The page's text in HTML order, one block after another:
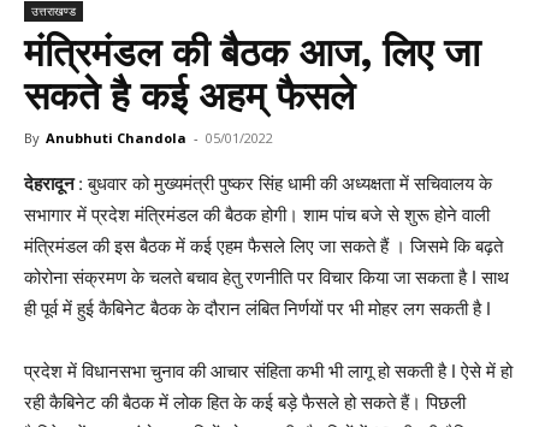
उत्तराखण्ड
मंत्रिमंडल की बैठक आज, लिए जा
सकते है कई अहम् फैसले
By Anubhuti Chandola - 05/01/2022
देहरादून: बुधवार को मुख्यमंत्री पुष्कर सिंह धामी की अध्यक्षता में सचिवालय के
सभागार में प्रदेश मंत्रिमंडल की बैठक होगी। शाम पांच बजे से शुरू होने वाली
मंत्रिमंडल की इस बैठक में कई एहम फैसले लिए जा सकते हैं । जिसमे कि बढ़ते
कोरोना संक्रमण के चलते बचाव हेतु रणनीति पर विचार किया जा सकता है I साथ
ही पूर्व में हुई कैबिनेट बैठक के दौरान लंबित निर्णयों पर भी मोहर लग सकती है I
प्रदेश में विधानसभा चुनाव की आचार संहिता कभी भी लागू हो सकती है I ऐसे में हो
रही कैबिनेट की बैठक में लोक हित के कई बड़े फैसले हो सकते हैं। पिछली